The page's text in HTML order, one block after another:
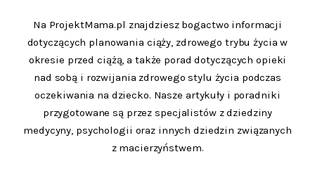
Na ProjektMama.pl znajdziesz bogactwo informacji
dotyczących planowania ciąży, zdrowego trybu życia w
okresie przed ciążą, a także porad dotyczących opieki
nad sobą i rozwijania zdrowego stylu życia podczas
oczekiwania na dziecko. Nasze artykuły i poradniki
przygotowane są przez specjalistów z dziedziny
medycyny, psychologii oraz innych dziedzin związanych
z macierzyństwem.